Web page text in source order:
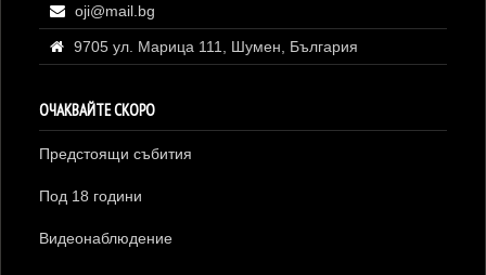
oji@mail.bg
9705 ул. Марица 111, Шумен, България
ОЧАКВАЙТЕ СКОРО
Предстоящи събития
Под 18 години
Видеонаблюдение